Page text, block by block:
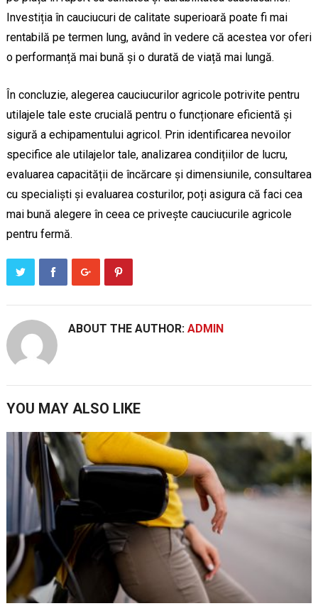
Investiția în cauciucuri de calitate superioară poate fi mai
rentabilă pe termen lung, având în vedere că acestea vor oferi
o performanță mai bună și o durată de viață mai lungă.
În concluzie, alegerea cauciucurilor agricole potrivite pentru
utilajele tale este crucială pentru o funcționare eficientă și
sigură a echipamentului agricol. Prin identificarea nevoilor
specifice ale utilajelor tale, analizarea condițiilor de lucru,
evaluarea capacității de încărcare și dimensiunile, consultarea
cu specialiști și evaluarea costurilor, poți asigura că faci cea
mai bună alegere în ceea ce privește cauciucurile agricole
pentru fermă.
ABOUT THE AUTHOR: ADMIN
YOU MAY ALSO LIKE